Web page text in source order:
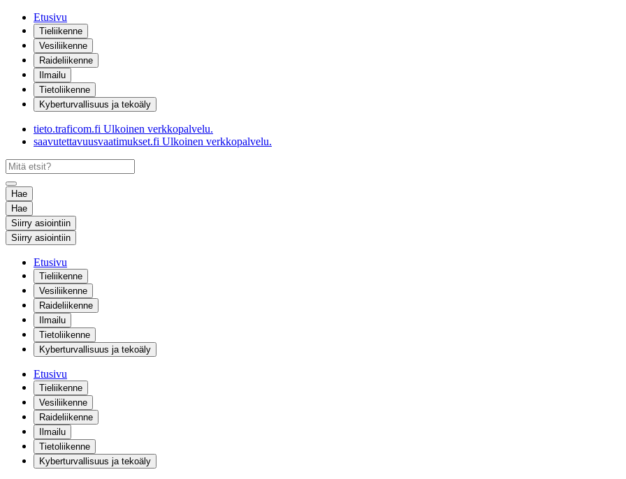
Etusivu
Tieliikenne
Vesiliikenne
Raideliikenne
Ilmailu
Tietoliikenne
Kyberturvallisuus ja tekoäly
tieto.traficom.fi Ulkoinen verkkopalvelu.
saavutettavuusvaatimukset.fi Ulkoinen verkkopalvelu.
Hae
Hae
Siirry asiointiin
Siirry asiointiin
Etusivu
Tieliikenne
Vesiliikenne
Raideliikenne
Ilmailu
Tietoliikenne
Kyberturvallisuus ja tekoäly
Etusivu
Tieliikenne
Vesiliikenne
Raideliikenne
Ilmailu
Tietoliikenne
Kyberturvallisuus ja tekoäly